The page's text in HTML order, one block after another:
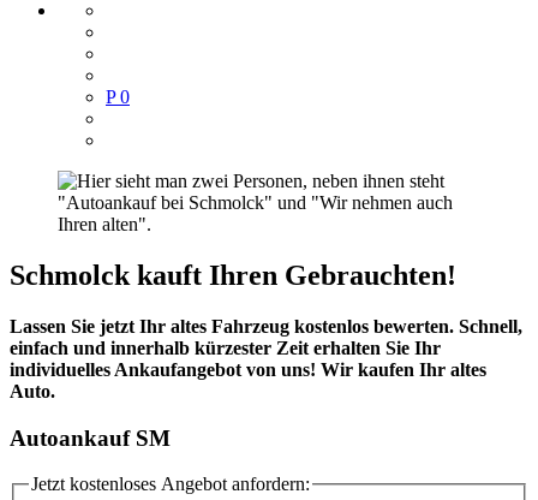
P 0
Schmolck kauft Ihren Gebrauchten!
Lassen Sie jetzt Ihr altes Fahrzeug kostenlos bewerten. Schnell,
einfach und innerhalb kürzester Zeit erhalten Sie Ihr
individuelles Ankaufangebot von uns! Wir kaufen Ihr altes
Auto.
Autoankauf SM
Jetzt kostenloses Angebot anfordern: